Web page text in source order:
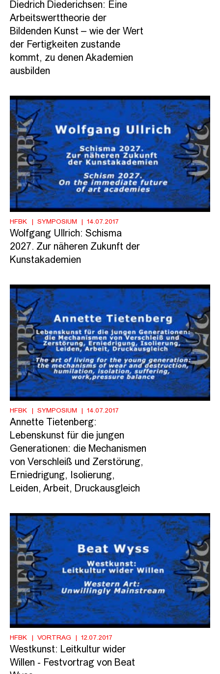
Diedrich Diederichsen: Eine
Arbeitswerttheorie der
Bildenden Kunst – wie der Wert
der Fertigkeiten zustande
kommt, zu denen Akademien
ausbilden
HFBK SYMPOSIUM 14.07.2017
Wolfgang Ullrich: Schisma
2027. Zur näheren Zukunft der
Kunstakademien
HFBK SYMPOSIUM 14.07.2017
Annette Tietenberg:
Lebenskunst für die jungen
Generationen: die Mechanismen
von Verschleiß und Zerstörung,
Erniedrigung, Isolierung,
Leiden, Arbeit, Druckausgleich
HFBK VORTRAG 12.07.2017
Westkunst: Leitkultur wider
Willen - Festvortrag von Beat